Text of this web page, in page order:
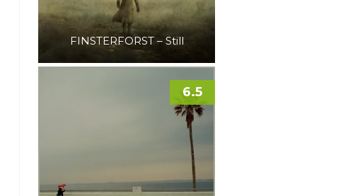
FINSTERFORST – Still
6.5